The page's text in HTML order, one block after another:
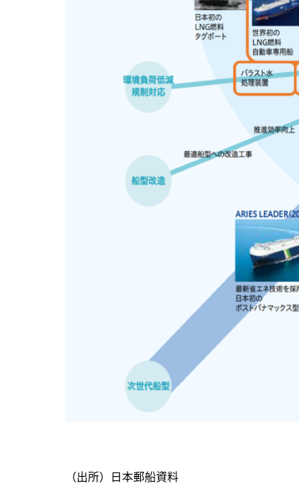
（出所）日本郵船資料